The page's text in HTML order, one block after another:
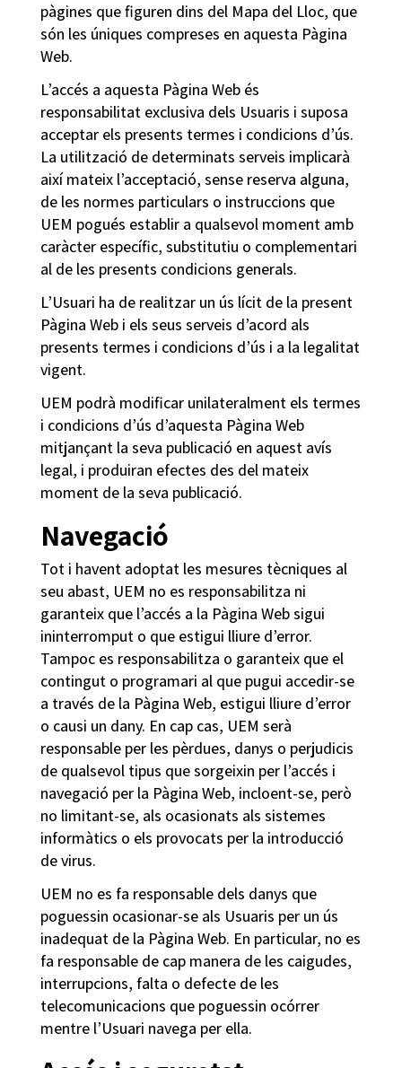
pàgines que figuren dins del Mapa del Lloc, que
són les úniques compreses en aquesta Pàgina
Web.
L’accés a aquesta Pàgina Web és
responsabilitat exclusiva dels Usuaris i suposa
acceptar els presents termes i condicions d’ús.
La utilització de determinats serveis implicarà
així mateix l’acceptació, sense reserva alguna,
de les normes particulars o instruccions que
UEM pogués establir a qualsevol moment amb
caràcter específic, substitutiu o complementari
al de les presents condicions generals.
L’Usuari ha de realitzar un ús lícit de la present
Pàgina Web i els seus serveis d’acord als
presents termes i condicions d’ús i a la legalitat
vigent.
UEM podrà modificar unilateralment els termes
i condicions d’ús d’aquesta Pàgina Web
mitjançant la seva publicació en aquest avís
legal, i produiran efectes des del mateix
moment de la seva publicació.
Navegació
Tot i havent adoptat les mesures tècniques al
seu abast, UEM no es responsabilitza ni
garanteix que l’accés a la Pàgina Web sigui
ininterromput o que estigui lliure d’error.
Tampoc es responsabilitza o garanteix que el
contingut o programari al que pugui accedir-se
a través de la Pàgina Web, estigui lliure d’error
o causi un dany. En cap cas, UEM serà
responsable per les pèrdues, danys o perjudicis
de qualsevol tipus que sorgeixin per l’accés i
navegació per la Pàgina Web, incloent-se, però
no limitant-se, als ocasionats als sistemes
informàtics o els provocats per la introducció
de virus.
UEM no es fa responsable dels danys que
poguessin ocasionar-se als Usuaris per un ús
inadequat de la Pàgina Web. En particular, no es
fa responsable de cap manera de les caigudes,
interrupcions, falta o defecte de les
telecomunicacions que poguessin ocórrer
mentre l’Usuari navega per ella.